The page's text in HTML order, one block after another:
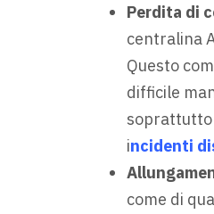
Perdita di
centralina
Questo
difficile
soprattutto
incidenti
come di